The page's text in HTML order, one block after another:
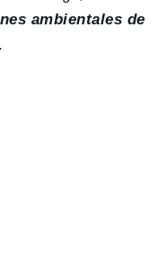
ambientales de